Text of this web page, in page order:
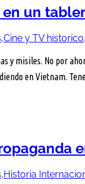
en un
,Cine y TV historico,
y misiles. No por
en Vietnam.
,Historia